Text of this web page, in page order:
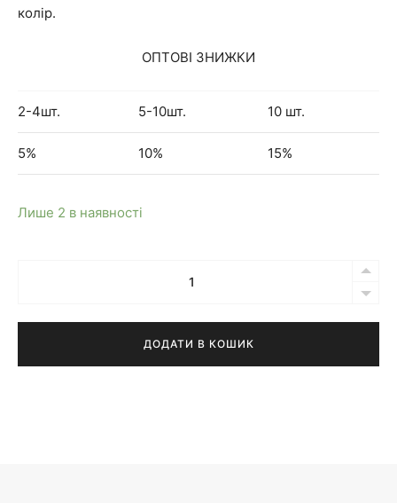
л
ь
н
н
а
ц
,
1
колір.
ОПТОВІ ЗНИЖКИ
2-4шт. 5-10шт. 10 шт.
5% 10% 15%
Лише 2 в наявності
білий
ДОДАТИ В КОШИК